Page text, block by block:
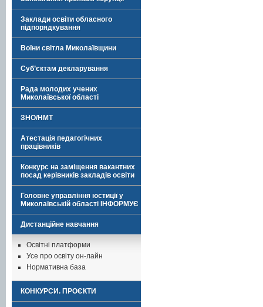
Заклади освіти обласного
підпорядкування
Воїни світла Миколаївщини
Суб’єктам декларування
Рада молодих учених
Миколаївської області
ЗНО/НМТ
Атестація педагогічних
працівників
Конкурс на заміщення вакантних
посад керівників закладів освіти
Головне управління юстиції у
Миколаївській області ІНФОРМУЄ
Дистанційне навчання
Освітні платформи
Усе про освіту он-лайн
Нормативна база
КОНКУРСИ. ПРОЄКТИ